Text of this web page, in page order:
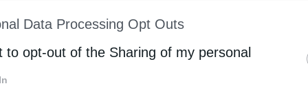
of Downstream Participantsthat may further
parties.
Data Processing Opt Outs
to opt-out of the Sharing of my personal
δυσκολίες, λόγω
που επιδιώκουν την κατάργηση των κινητήρων
άνθρακα.